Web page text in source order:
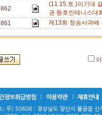
862
(11.15.토.)이기대
권 동호인테니스
861
제13회 청송사과